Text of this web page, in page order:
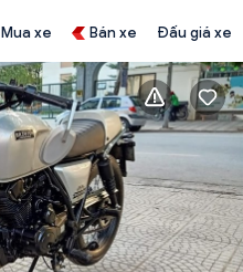
Mua xe Bán xe Đấu giá xe